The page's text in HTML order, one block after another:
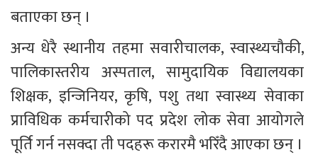
बताएका छन् ।
अन्य धेरै स्थानीय तहमा सवारीचालक, स्वास्थ्यचौकी,
पालिकास्तरीय अस्पताल, सामुदायिक विद्यालयका
शिक्षक, इन्जिनियर, कृषि, पशु तथा स्वास्थ्य सेवाका
प्राविधिक कर्मचारीको पद प्रदेश लोक सेवा आयोगले
पूर्ति गर्न नसक्दा ती पदहरू करारमै भरिँदै आएका छन् ।